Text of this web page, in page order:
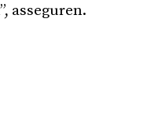
asseguren.